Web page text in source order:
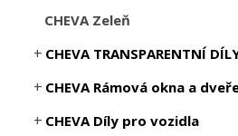
CHEVA Zeleň
CHEVA TRANSPARENTNÍ
CHEVA Rámová okna a
CHEVA Díly pro vozidla